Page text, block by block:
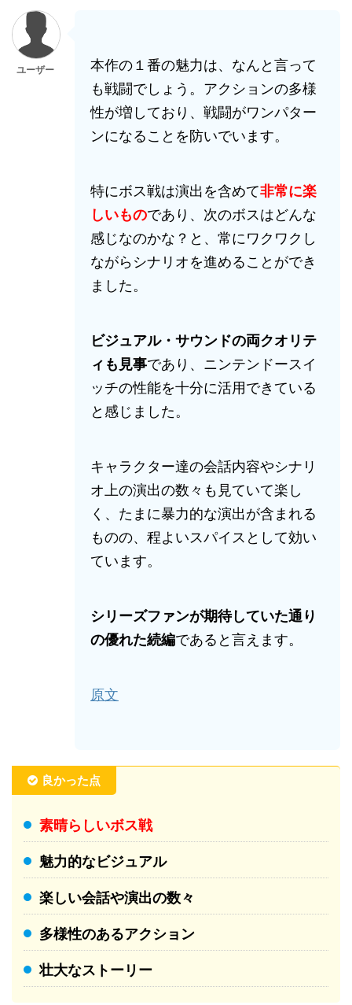
ユーザー
本作の１番の魅力は、なんと言って
も戦闘でしょう。アクションの多様
性が増しており、戦闘がワンパター
ンになることを防いでいます。
特にボス戦は演出を含めて非常に楽
しいものであり、次のボスはどんな
感じなのかな？と、常にワクワクし
ながらシナリオを進めることができ
ました。
ビジュアル・サウンドの両クオリテ
ィも見事であり、ニンテンドースイ
ッチの性能を十分に活用できている
と感じました。
キャラクター達の会話内容やシナリ
オ上の演出の数々も見ていて楽し
く、たまに暴力的な演出が含まれる
ものの、程よいスパイスとして効い
ています。
シリーズファンが期待していた通り
の優れた続編であると言えます。
原文
良かった点
素晴らしいボス戦
魅力的なビジュアル
楽しい会話や演出の数々
多様性のあるアクション
壮大なストーリー